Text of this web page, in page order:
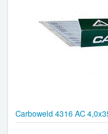
Carboweld 4316 AC